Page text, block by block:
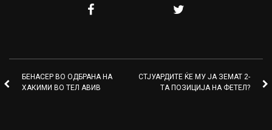
БЕНАСЕР ВО ОДБРАНА НА
ХАКИМИ ВО ТЕЛ АВИВ
СТЈУАРДИТЕ ЌЕ МУ ЈА ЗЕМАТ 2-
ТА ПОЗИЦИЈА НА ФЕТЕЛ?